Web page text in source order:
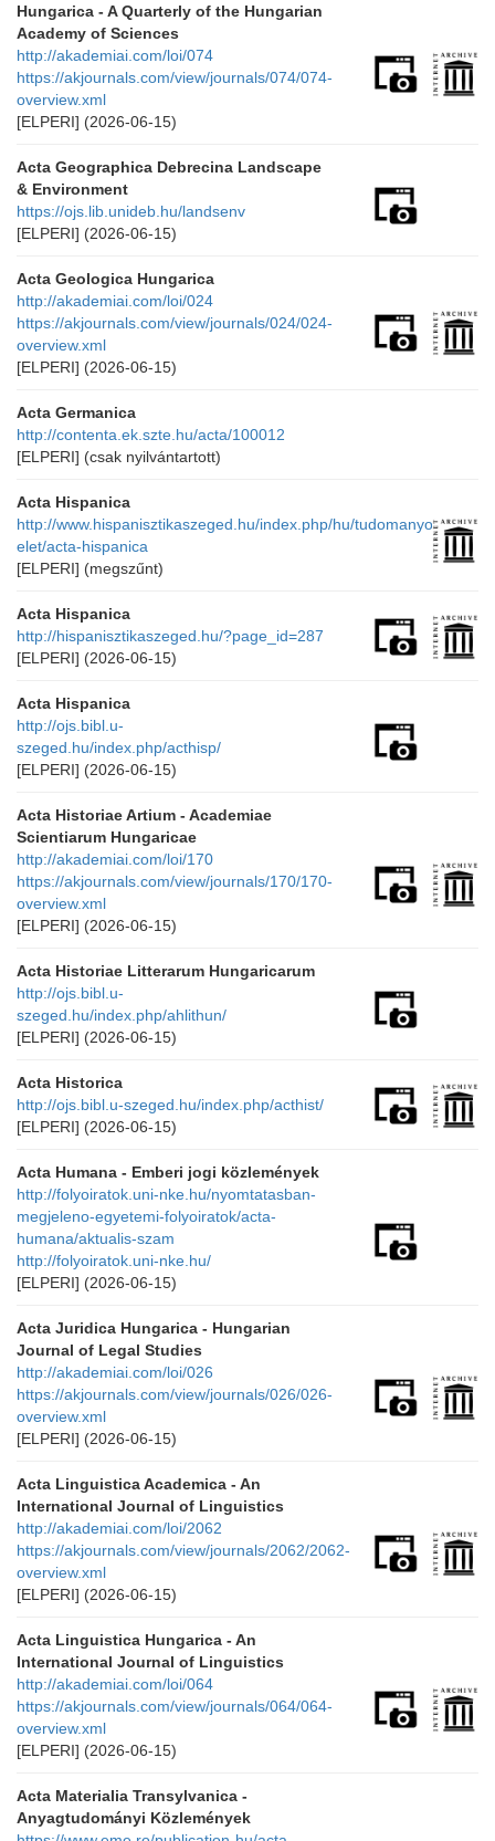
Hungarica - A Quarterly of the Hungarian
Academy of Sciences
http://akademiai.com/loi/074
https://akjournals.com/view/journals/074/074-
overview.xml
[ELPERI] (2026-06-15)
Acta Geographica Debrecina Landscape
& Environment
https://ojs.lib.unideb.hu/landsenv
[ELPERI] (2026-06-15)
Acta Geologica Hungarica
http://akademiai.com/loi/024
https://akjournals.com/view/journals/024/024-
overview.xml
[ELPERI] (2026-06-15)
Acta Germanica
http://contenta.ek.szte.hu/acta/100012
[ELPERI] (csak nyilvántartott)
Acta Hispanica
http://www.hispanisztikaszeged.hu/index.php/hu/tudomanyos-
elet/acta-hispanica
[ELPERI] (megszűnt)
Acta Hispanica
http://hispanisztikaszeged.hu/?page_id=287
[ELPERI] (2026-06-15)
Acta Hispanica
http://ojs.bibl.u-
szeged.hu/index.php/acthisp/
[ELPERI] (2026-06-15)
Acta Historiae Artium - Academiae
Scientiarum Hungaricae
http://akademiai.com/loi/170
https://akjournals.com/view/journals/170/170-
overview.xml
[ELPERI] (2026-06-15)
Acta Historiae Litterarum Hungaricarum
http://ojs.bibl.u-
szeged.hu/index.php/ahlithun/
[ELPERI] (2026-06-15)
Acta Historica
http://ojs.bibl.u-szeged.hu/index.php/acthist/
[ELPERI] (2026-06-15)
Acta Humana - Emberi jogi közlemények
http://folyoiratok.uni-nke.hu/nyomtatasban-
megjeleno-egyetemi-folyoiratok/acta-
humana/aktualis-szam
http://folyoiratok.uni-nke.hu/
[ELPERI] (2026-06-15)
Acta Juridica Hungarica - Hungarian
Journal of Legal Studies
http://akademiai.com/loi/026
https://akjournals.com/view/journals/026/026-
overview.xml
[ELPERI] (2026-06-15)
Acta Linguistica Academica - An
International Journal of Linguistics
http://akademiai.com/loi/2062
https://akjournals.com/view/journals/2062/2062-
overview.xml
[ELPERI] (2026-06-15)
Acta Linguistica Hungarica - An
International Journal of Linguistics
http://akademiai.com/loi/064
https://akjournals.com/view/journals/064/064-
overview.xml
[ELPERI] (2026-06-15)
Acta Materialia Transylvanica -
Anyagtudományi Közlemények